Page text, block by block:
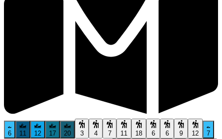
6 11 12 17 20 3 4 7 11 18 6 6 9 12 7